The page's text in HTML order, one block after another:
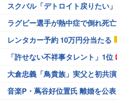
スクバル「デトロイト戻りたい」
ラグビー選手が熱中症で倒れ死亡
レンタカー予約 10万円分当たる
「許せない不祥事タレント」1位
大倉忠義「鳥貴族」実父と初共演
音楽P・蔦谷好位置氏 離婚を公表